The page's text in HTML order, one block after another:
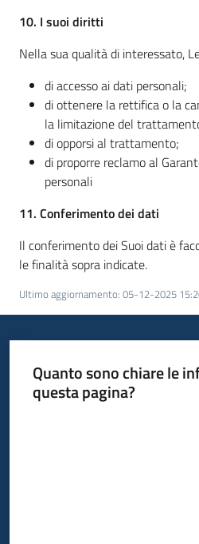
10. I suoi diritti
Nella sua qualità di interessato,
di accesso ai dati personali;
di ottenere la rettifica o la
la limitazione del
di opporsi al trattamento;
di proporre reclamo al
personali
11. Conferimento dei dati
Il conferimento dei Suoi dati è
le finalità sopra indicate.
Ultimo aggiornamento: 05-12-2025
Quanto sono chiare le
questa pagina?